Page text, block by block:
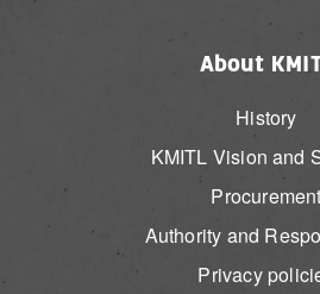
About
History
KMITL Vision and
Procurement
Authority and
Privacy